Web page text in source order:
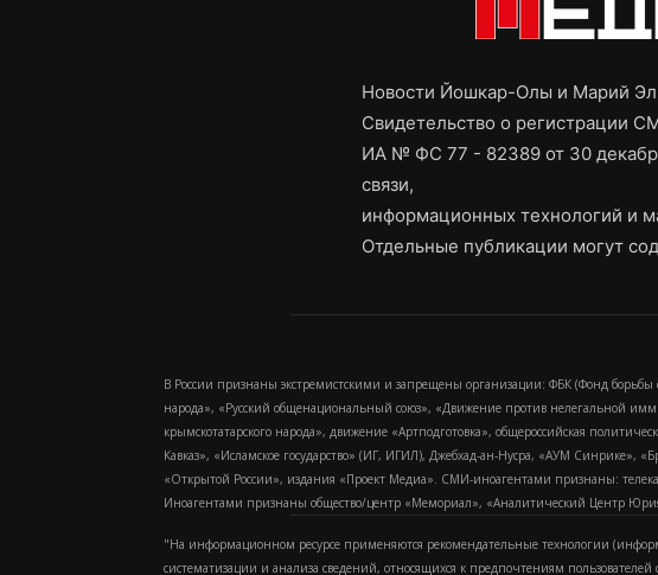
Новости Йошкар-Олы и Марий
Свидетельство о регистрации
ИА № ФС 77 - 82389 от 30
связи,
информационных технологий и
Отдельные публикации могут
В России признаны экстремистскими и запрещены организации: ФБК (Фонд
народа», «Русский общенациональный союз», «Движение против нелегальной
крымскотатарского народа», движение «Артподготовка», общероссийская
Кавказ», «Исламское государство» (ИГ, ИГИЛ), Джебхад-ан-Нусра, «АУМ Синрике»,
«Открытой России», издания «Проект Медиа». СМИ-иноагентами признаны:
Иноагентами признаны общество/центр «Мемориал», «Аналитический Центр
"На информационном ресурсе применяются рекомендательные технологии
систематизации и анализа сведений, относящихся к предпочтениям